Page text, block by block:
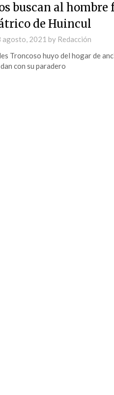
buscan al hombre
de Huincul
agosto, 2021 by Redacción
Troncoso huyo del hogar de
con su paradero